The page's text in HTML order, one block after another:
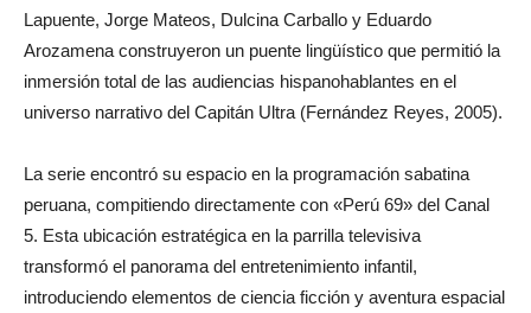
Lapuente, Jorge Mateos, Dulcina Carballo y Eduardo
Arozamena construyeron un puente lingüístico que permitió la
inmersión total de las audiencias hispanohablantes en el
universo narrativo del Capitán Ultra (Fernández Reyes, 2005).
La serie encontró su espacio en la programación sabatina
peruana, compitiendo directamente con «Perú 69» del Canal
5. Esta ubicación estratégica en la parrilla televisiva
transformó el panorama del entretenimiento infantil,
introduciendo elementos de ciencia ficción y aventura espacial